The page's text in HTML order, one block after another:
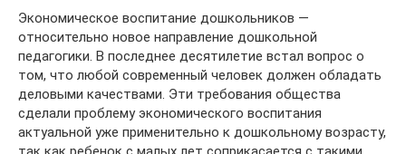
Экономическое воспитание дошкольников —
относительно новое направление дошкольной
педагогики. В последнее десятилетие встал вопрос о
том, что любой современный человек должен обладать
деловыми качествами. Эти требования общества
сделали проблему экономического воспитания
актуальной уже применительно к дошкольному возрасту,